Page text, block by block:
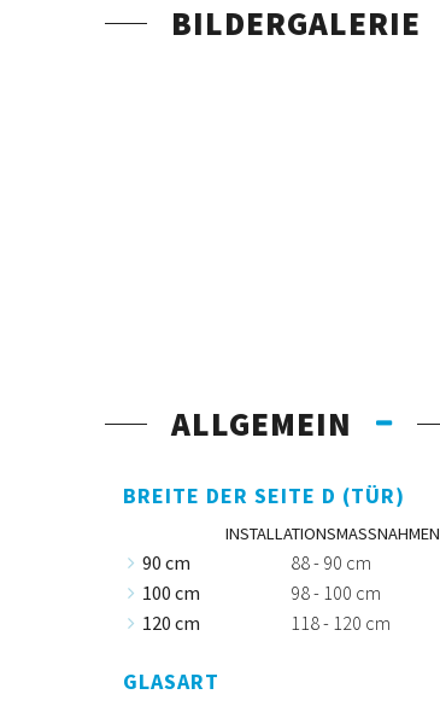
BILDERGALERIE
ALLGEMEIN
BREITE DER SEITE D (TÜR)
INSTALLATIONSMASSNAHMEN
90 cm
88 - 90 cm
100 cm
98 - 100 cm
120 cm
118 - 120 cm
GLASART